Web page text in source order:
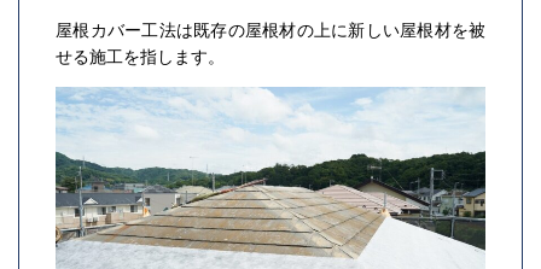
屋根カバー工法は既存の屋根材の上に新しい屋根材を被
せる施工を指します。